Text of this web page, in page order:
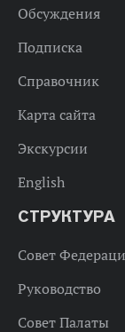
Обсуждения
Подписка
Справочник
Карта сайта
Экскурсии
English
СТРУКТУРА
Совет
Руководство
Совет Палаты